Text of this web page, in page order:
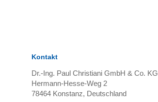
Kontakt
Dr.-Ing. Paul Christiani GmbH & Co. KG
Hermann-Hesse-Weg 2
78464Konstanz, Deutschland